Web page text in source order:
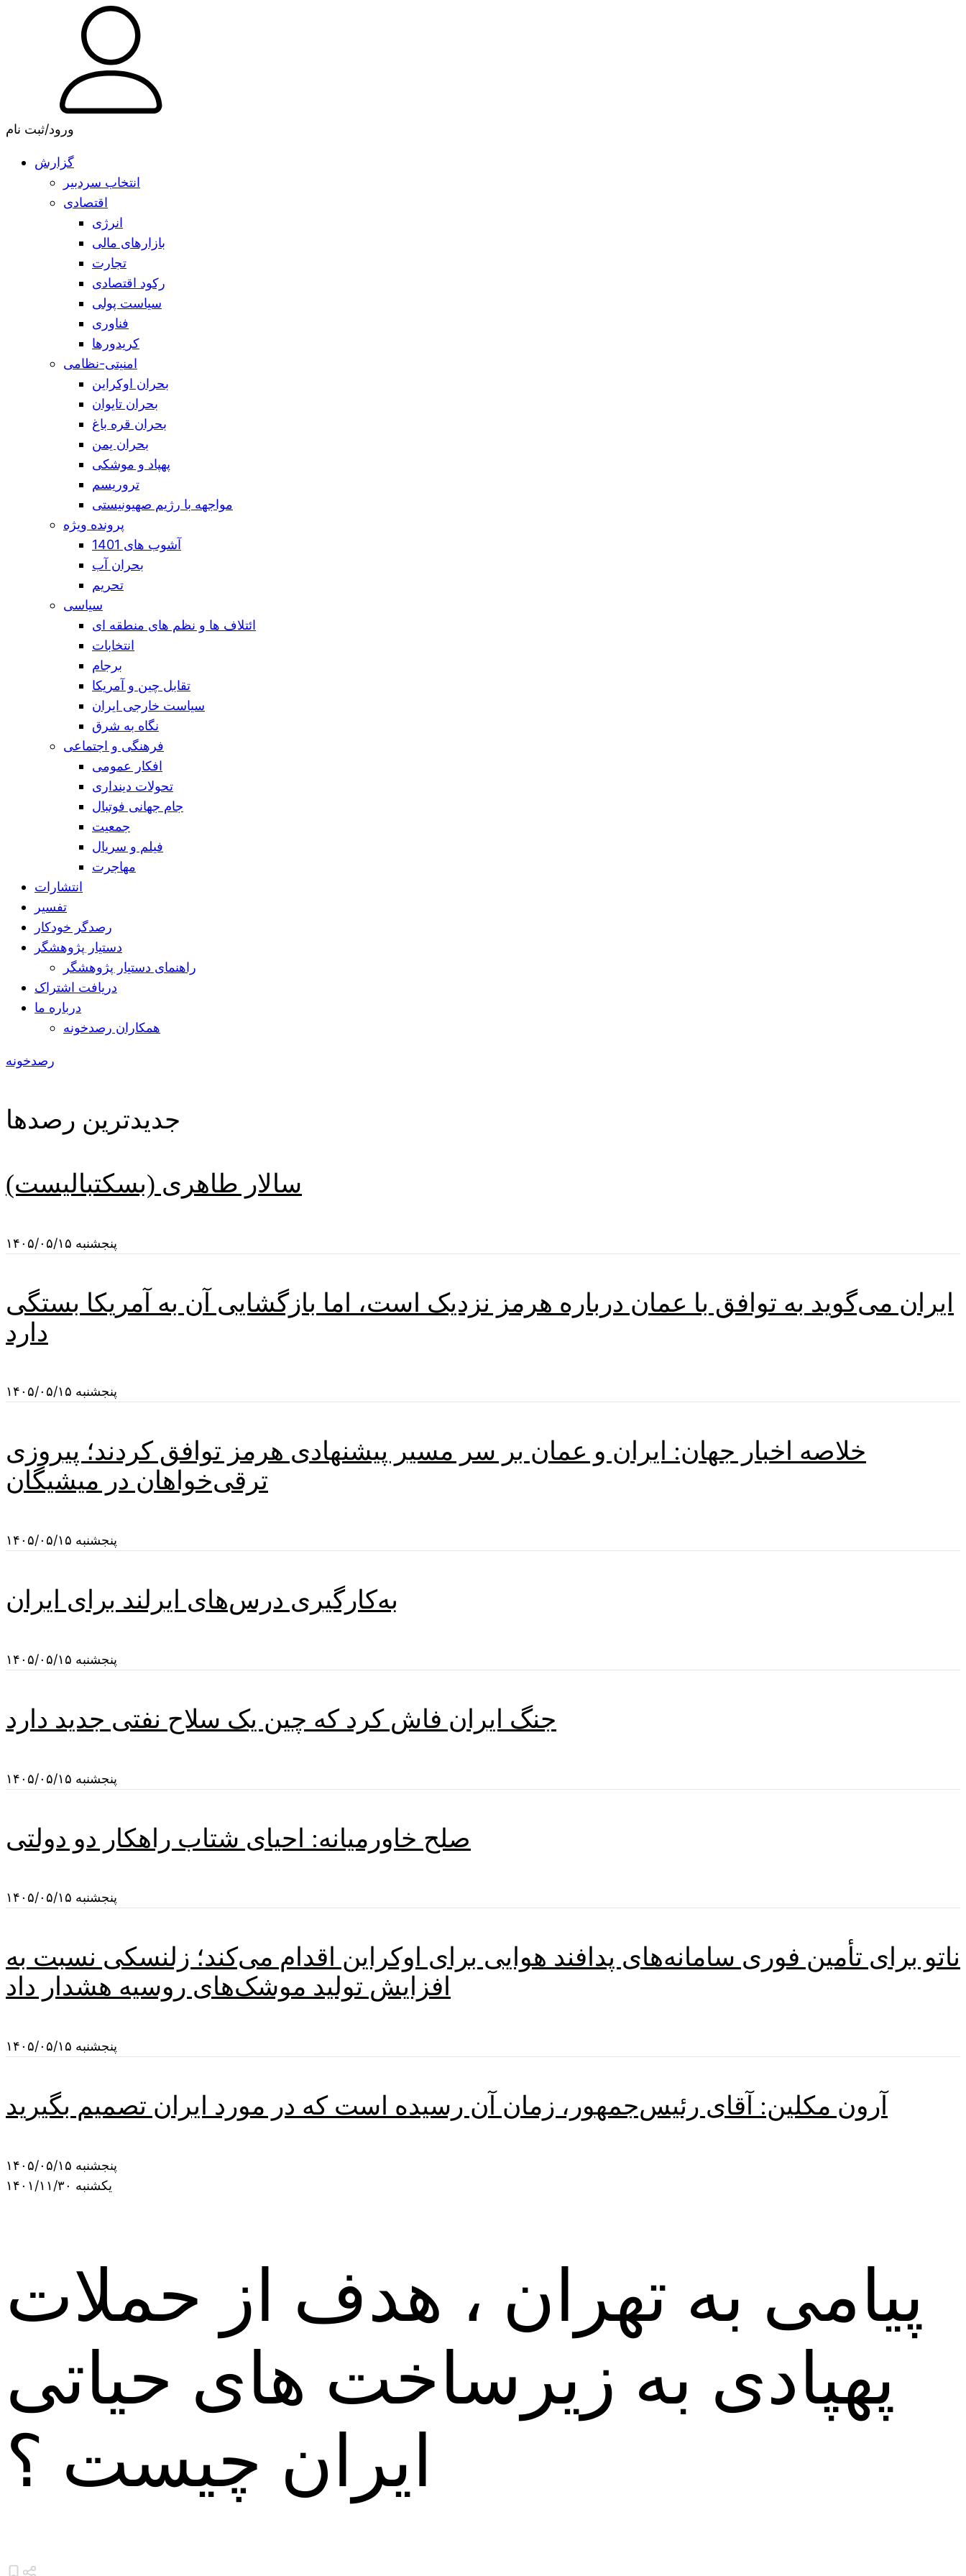
ورود/ثبت نام
گزارش
انتخاب سردبیر
اقتصادی
انرژی
بازارهای مالی
تجارت
رکود اقتصادی
سیاست پولی
فناوری
کریدورها
امنیتی-نظامی
بحران اوکراین
بحران تایوان
بحران قره باغ
بحران یمن
پهپاد و موشکی
تروریسم
مواجهه با رژیم صهیونیستی
پرونده ویژه
آشوب های 1401
بحران آب
تحریم
سیاسی
ائتلاف ها و نظم های منطقه ای
انتخابات
برجام
تقابل چین و آمریکا
سیاست خارجی ایران
نگاه به شرق
فرهنگی و اجتماعی
افکار عمومی
تحولات دینداری
جام جهانی فوتبال
جمعیت
فیلم و سریال
مهاجرت
انتشارات
تفسیر
رصدگر خودکار
دستیار پژوهشگر
راهنمای دستیار پژوهشگر
دریافت اشتراک
درباره ما
همکاران رصدخونه
رصدخونه
جدیدترین رصدها
سالار طاهری (بسکتبالیست)
پنجشنبه ۱۴۰۵/۰۵/۱۵
ایران می‌گوید به توافق با عمان درباره هرمز نزدیک است، اما بازگشایی آن به آمریکا بستگی
دارد
پنجشنبه ۱۴۰۵/۰۵/۱۵
خلاصه اخبار جهان: ایران و عمان بر سر مسیر پیشنهادی هرمز توافق کردند؛ پیروزی
ترقی‌خواهان در میشیگان
پنجشنبه ۱۴۰۵/۰۵/۱۵
به‌کارگیری درس‌های ایرلند برای ایران
پنجشنبه ۱۴۰۵/۰۵/۱۵
جنگ ایران فاش کرد که چین یک سلاح نفتی جدید دارد
پنجشنبه ۱۴۰۵/۰۵/۱۵
صلح خاورمیانه: احیای شتاب راهکار دو دولتی
پنجشنبه ۱۴۰۵/۰۵/۱۵
ناتو برای تأمین فوری سامانه‌های پدافند هوایی برای اوکراین اقدام می‌کند؛ زلنسکی نسبت به
افزایش تولید موشک‌های روسیه هشدار داد
پنجشنبه ۱۴۰۵/۰۵/۱۵
آرون مکلین: آقای رئیس‌جمهور، زمان آن رسیده است که در مورد ایران تصمیم بگیرید
پنجشنبه ۱۴۰۵/۰۵/۱۵
یکشنبه ۱۴۰۱/۱۱/۳۰
پیامی به تهران ، هدف از حملات
پهپادی به زیرساخت های حیاتی
ایران چیست ؟